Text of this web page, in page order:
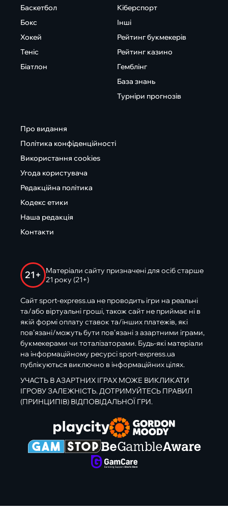
Баскетбол
Бокс
Хокей
Теніс
Біатлон
Кіберспорт
Інші
Рейтинг букмекерів
Рейтинг казино
Гемблінг
База знань
Турніри прогнозів
Про видання
Політика конфіденційності
Використання cookies
Угода користувача
Редакційна політика
Кодекс етики
Наша редакція
Контакти
21+
Матеріали сайту призначені для осіб старше
21 року (21+)
Сайт sport-express.ua не проводить ігри на реальні
та/або віртуальні гроші, також сайт не приймає ні в
якій формі оплату ставок та/інших платежів, які
пов’язані/можуть бути пов’язані з азартними іграми,
букмекерами чи тоталізаторами. Будь-які матеріали
на інформаційному ресурсі sport-express.ua
публікуються виключно в інформаційних цілях.
УЧАСТЬ В АЗАРТНИХ ІГРАХ МОЖЕ ВИКЛИКАТИ
ІГРОВУ ЗАЛЕЖНІСТЬ. ДОТРИМУЙТЕСЬ ПРАВИЛ
(ПРИНЦИПІВ) ВІДПОВІДАЛЬНОЇ ГРИ.